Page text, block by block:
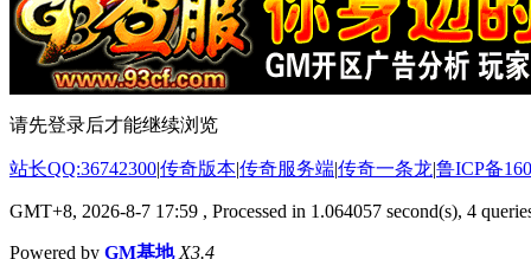
请先登录后才能继续浏览
站长QQ:36742300|传奇版本|传奇服务端|传奇一条龙|鲁ICP备
GMT+8, 2026-8-7 17:59 , Processed in 1.064057 second(s), 4
Powered by GM基地 X3.4